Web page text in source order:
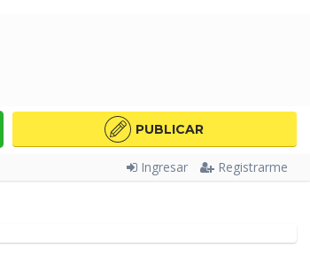
PUBLICAR
Ingresar Registrarme